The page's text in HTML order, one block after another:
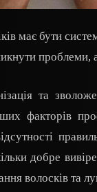
має бути
проблеми,
та
факторів
добре
волосків та